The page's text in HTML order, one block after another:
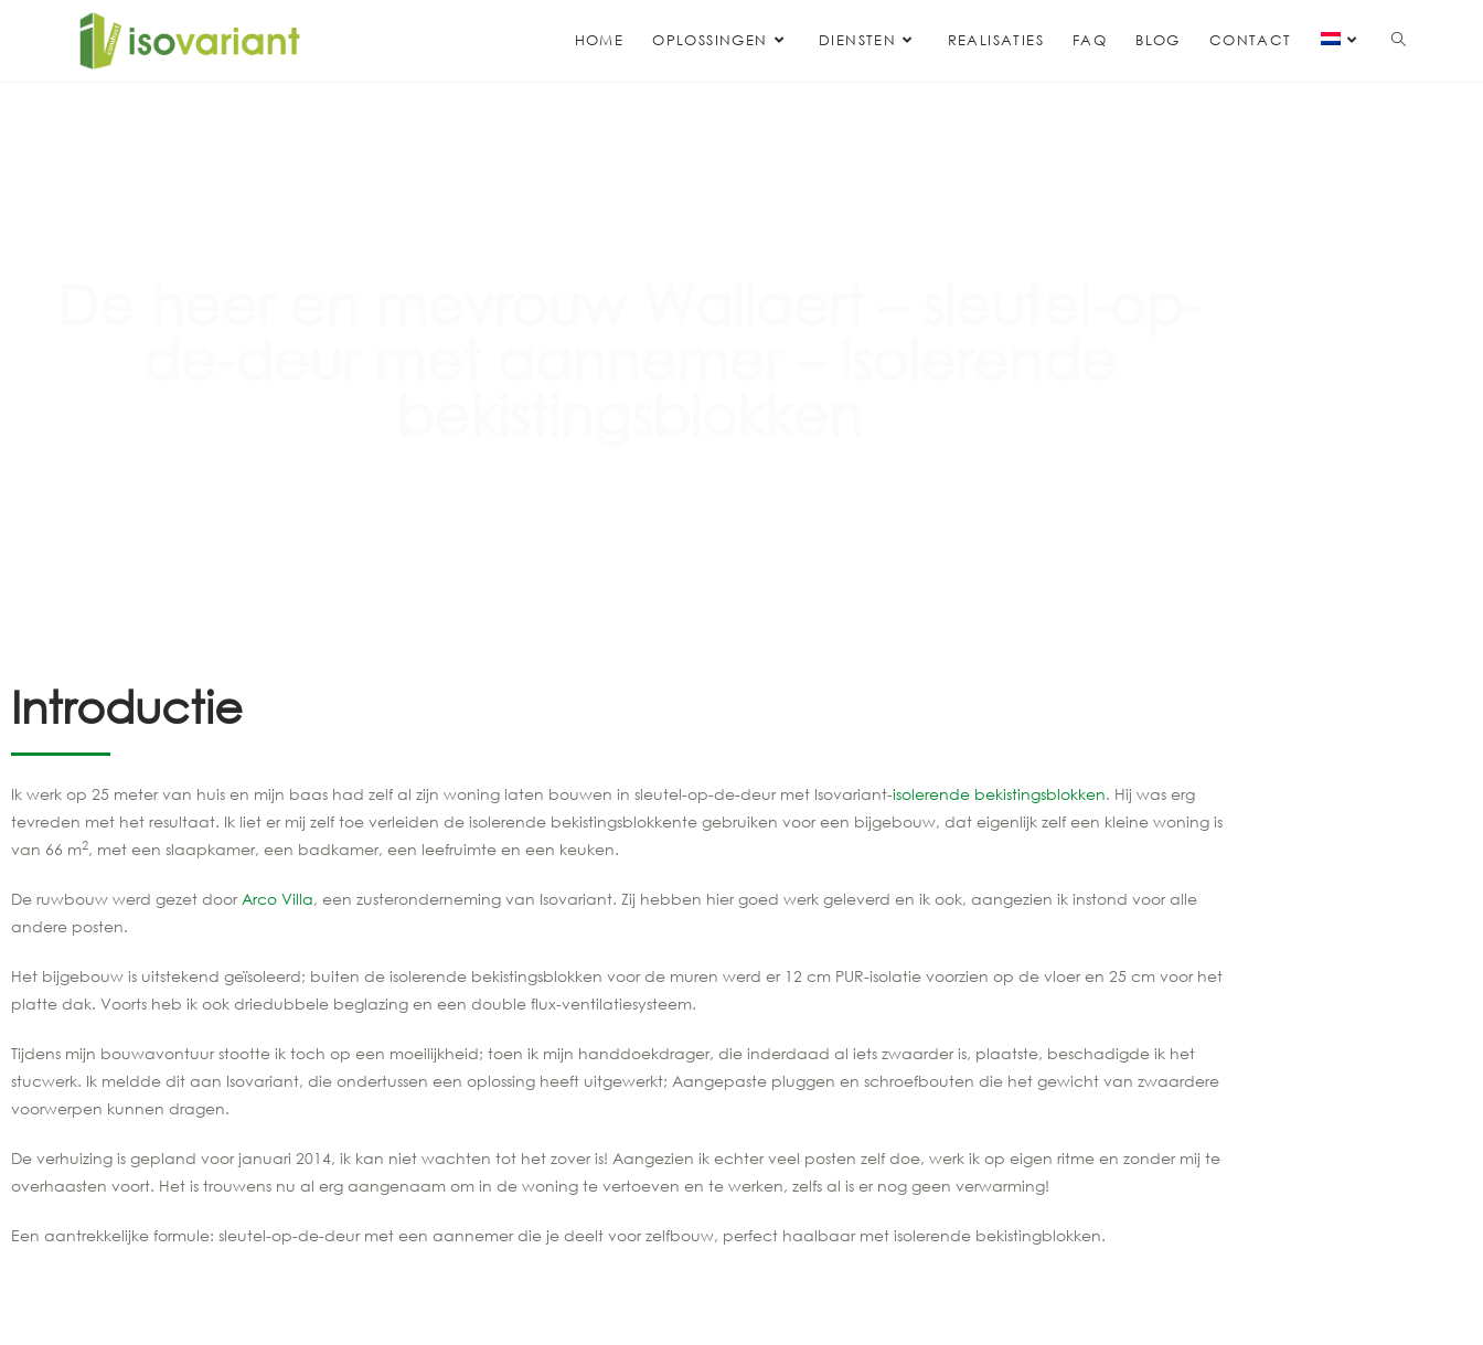
HOME OPLOSSINGEN DIENSTEN REALISATIES FAQ BLOG CONTACT
Introductie
Ik werk op 25 meter van huis en mijn baas had zelf al zijn woning laten bouwen in sleutel-op-de-deur met Isovariant-isolerende bekistingsblokken. Hij was erg
tevreden met het resultaat. Ik liet er mij zelf toe verleiden de isolerende bekistingsblokkente gebruiken voor een bijgebouw, dat eigenlijk zelf een kleine woning is
van 66 m2, met een slaapkamer, een badkamer, een leefruimte en een keuken.
De ruwbouw werd gezet doorArco Villa, een zusteronderneming van Isovariant. Zij hebben hier goed werk geleverd en ik ook, aangezien ik instond voor alle
andere posten.
Het bijgebouw is uitstekend geïsoleerd; buiten de isolerende bekistingsblokken voor de muren werd er 12 cm PUR-isolatie voorzien op de vloer en 25 cm voor het
platte dak. Voorts heb ik ook driedubbele beglazing en een double flux-ventilatiesysteem.
Tijdens mijn bouwavontuur stootte ik toch op een moeilijkheid; toen ik mijn handdoekdrager, die inderdaad al iets zwaarder is, plaatste, beschadigde ik het
stucwerk. Ik meldde dit aan Isovariant, die ondertussen een oplossing heeft uitgewerkt; Aangepaste pluggen en schroefbouten die het gewicht van zwaardere
voorwerpen kunnen dragen.
De verhuizing is gepland voor januari 2014, ik kan niet wachten tot het zover is! Aangezien ik echter veel posten zelf doe, werk ik op eigen ritme en zonder mij te
overhaasten voort. Het is trouwens nu al erg aangenaam om in de woning te vertoeven en te werken, zelfs al is er nog geen verwarming!
Een aantrekkelijke formule: sleutel-op-de-deur met een aannemer die je deelt voor zelfbouw, perfect haalbaar met isolerende bekistingblokken.